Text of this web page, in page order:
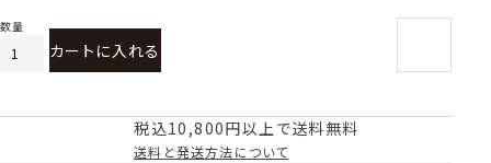
カートに入れる
税込10,800円以上で送料無料
送料と発送方法について